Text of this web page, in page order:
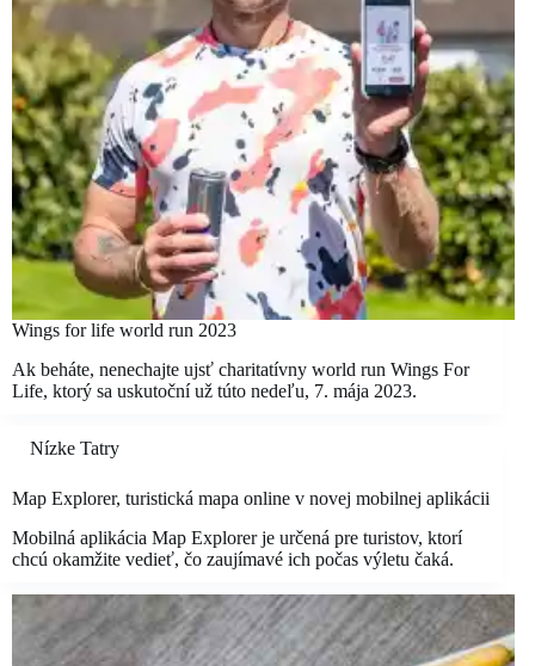
Wings for life world run 2023
Ak beháte, nenechajte ujsť charitatívny world run Wings For
Life, ktorý sa uskutoční už túto nedeľu, 7. mája 2023.
Nízke Tatry
Map Explorer, turistická mapa online v novej mobilnej aplikácii
Mobilná aplikácia Map Explorer je určená pre turistov, ktorí
chcú okamžite vedieť, čo zaujímavé ich počas výletu čaká.